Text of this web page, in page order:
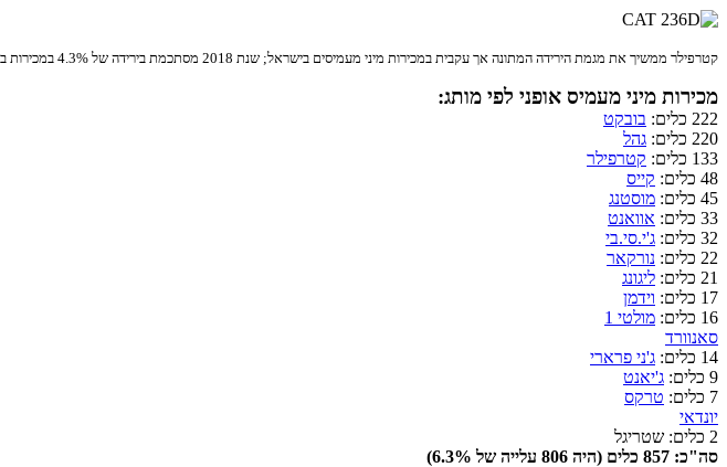
קטרפילר ממשיך את מגמת הירידה המתונה אך עקבית במכירות מיני מעמיסים בישראל; שנת 2018 מסתכמת בירידה של 4.3% במכירות בהשוואה ל-2017
מכירות מיני מעמיס אופני לפי מותג:
222 כלים:
בובקט
220 כלים:
גהל
133 כלים:
קטרפילר
48 כלים:
קייס
45 כלים:
מוסטנג
33 כלים:
אוואנט
32 כלים:
ג'י.סי.בי
22 כלים:
נורקאר
21 כלים:
ליגונג
17 כלים:
וידמן
16 כלים:
מולטי 1
סאנוורד
14 כלים:
ג'ני פרארי
9 כלים:
ג'יאנט
7 כלים:
טרקס
יונדאי
2 כלים: שטריגל
סה"כ: 857 כלים (היה 806 עלייה של 6.3%)